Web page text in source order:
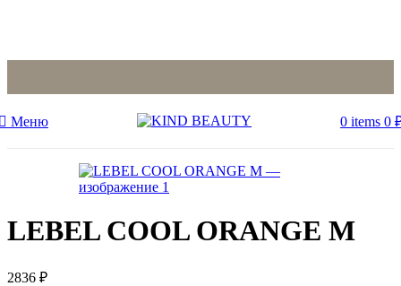
Меню 0 items 0
LEBEL COOL ORANGE M
2836 ₽